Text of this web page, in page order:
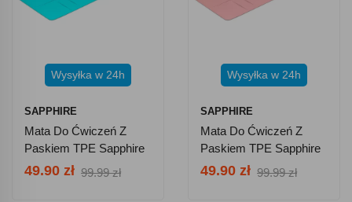
Wysyłka w 24h
SAPPHIRE
Mata Do Ćwiczeń Z
Paskiem TPE Sapphire
SG-1128 6 Mm -
49.90 zł 99.99 zł
Wysyłka w 24h
SAPPHIRE
Mata Do Ćwiczeń Z
Paskiem TPE Sapphire
SG-1128 6 Mm -
49.90 zł 99.99 zł